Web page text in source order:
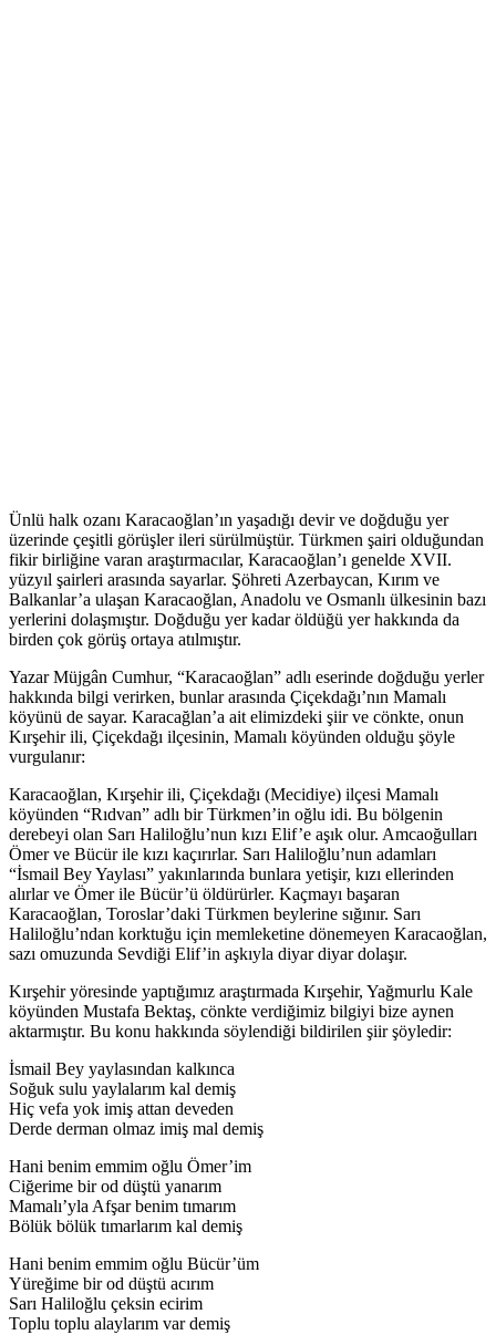
Ünlü halk ozanı Karacaoğlan’ın yaşadığı devir ve doğduğu yer
üzerinde çeşitli görüşler ileri sürülmüştür. Türkmen şairi olduğundan
fikir birliğine varan araştırmacılar, Karacaoğlan’ı genelde XVII.
yüzyıl şairleri arasında sayarlar. Şöhreti Azerbaycan, Kırım ve
Balkanlar’a ulaşan Karacaoğlan, Anadolu ve Osmanlı ülkesinin bazı
yerlerini dolaşmıştır. Doğduğu yer kadar öldüğü yer hakkında da
birden çok görüş ortaya atılmıştır.
Yazar Müjgân Cumhur, “Karacaoğlan” adlı eserinde doğduğu yerler
hakkında bilgi verirken, bunlar arasında Çiçekdağı’nın Mamalı
köyünü de sayar. Karacağlan’a ait elimizdeki şiir ve cönkte, onun
Kırşehir ili, Çiçekdağı ilçesinin, Mamalı köyünden olduğu şöyle
vurgulanır:
Karacaoğlan, Kırşehir ili, Çiçekdağı (Mecidiye) ilçesi Mamalı
köyünden “Rıdvan” adlı bir Türkmen’in oğlu idi. Bu bölgenin
derebeyi olan Sarı Haliloğlu’nun kızı Elif’e aşık olur. Amcaoğulları
Ömer ve Bücür ile kızı kaçırırlar. Sarı Haliloğlu’nun adamları
“İsmail Bey Yaylası” yakınlarında bunlara yetişir, kızı ellerinden
alırlar ve Ömer ile Bücür’ü öldürürler. Kaçmayı başaran
Karacaoğlan, Toroslar’daki Türkmen beylerine sığınır. Sarı
Haliloğlu’ndan korktuğu için memleketine dönemeyen Karacaoğlan,
sazı omuzunda Sevdiği Elif’in aşkıyla diyar diyar dolaşır.
Kırşehir yöresinde yaptığımız araştırmada Kırşehir, Yağmurlu Kale
köyünden Mustafa Bektaş, cönkte verdiğimiz bilgiyi bize aynen
aktarmıştır. Bu konu hakkında söylendiği bildirilen şiir şöyledir:
İsmail Bey yaylasından kalkınca
Soğuk sulu yaylalarım kal demiş
Hiç vefa yok imiş attan deveden
Derde derman olmaz imiş mal demiş
Hani benim emmim oğlu Ömer’im
Ciğerime bir od düştü yanarım
Mamalı’yla Afşar benim tımarım
Bölük bölük tımarlarım kal demiş
Hani benim emmim oğlu Bücür’üm
Yüreğime bir od düştü acırım
Sarı Haliloğlu çeksin ecirim
Toplu toplu alaylarım var demiş